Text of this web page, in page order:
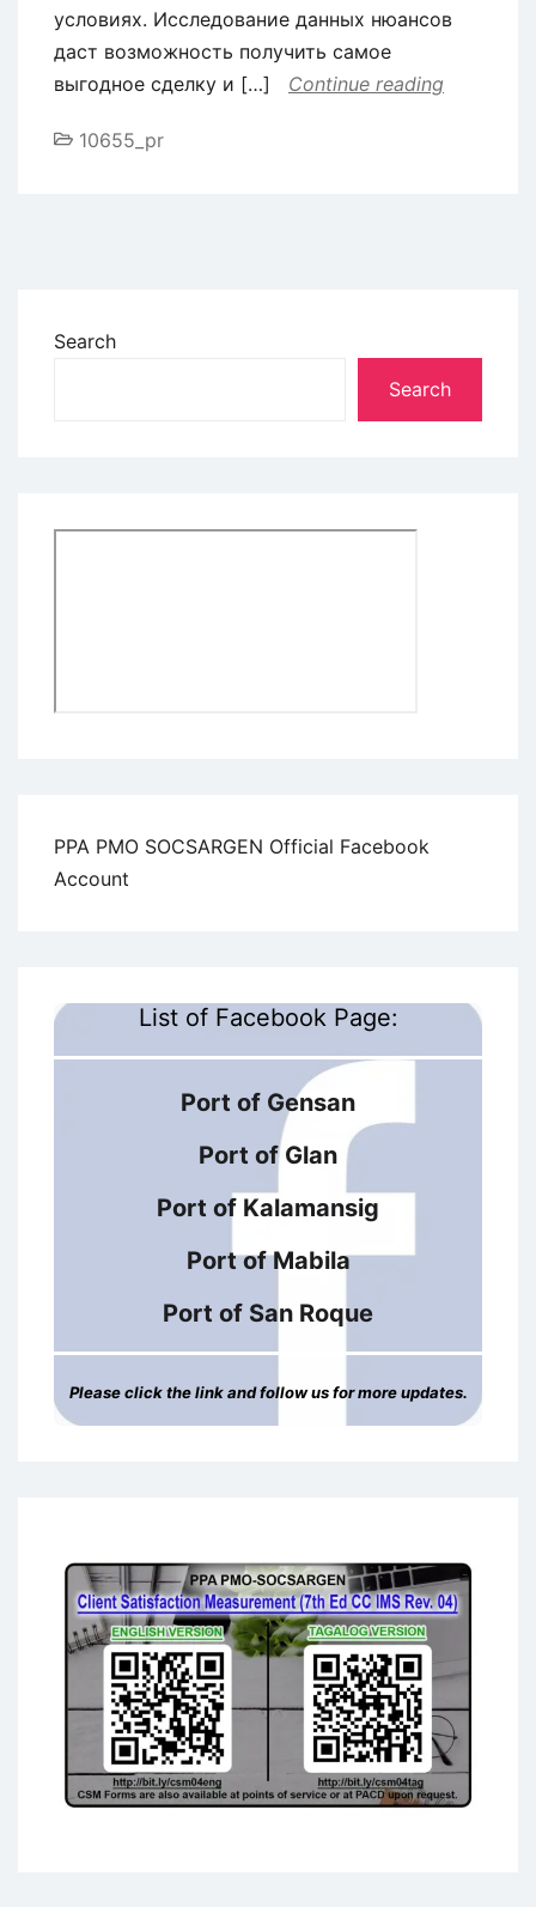
условиях. Исследование данных нюансов
даст возможность получить самое
выгодное сделку и […]
Continue reading
10655_pr
Search
Search
PPA PMO SOCSARGEN Official Facebook
Account
List of Facebook Page:
Port of Gensan
Port of Glan
Port of Kalamansig
Port of Mabila
Port of San Roque
Please click the link and follow us for more updates.